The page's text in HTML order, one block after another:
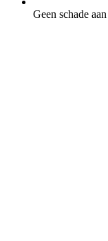
Geen schade